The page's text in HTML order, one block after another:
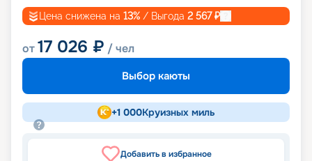
Цена снижена на 13% / Выгода 2 567₽
от17 026 ₽ / чел
Выбор каюты
+1 000Круизных миль
Добавить в избранное